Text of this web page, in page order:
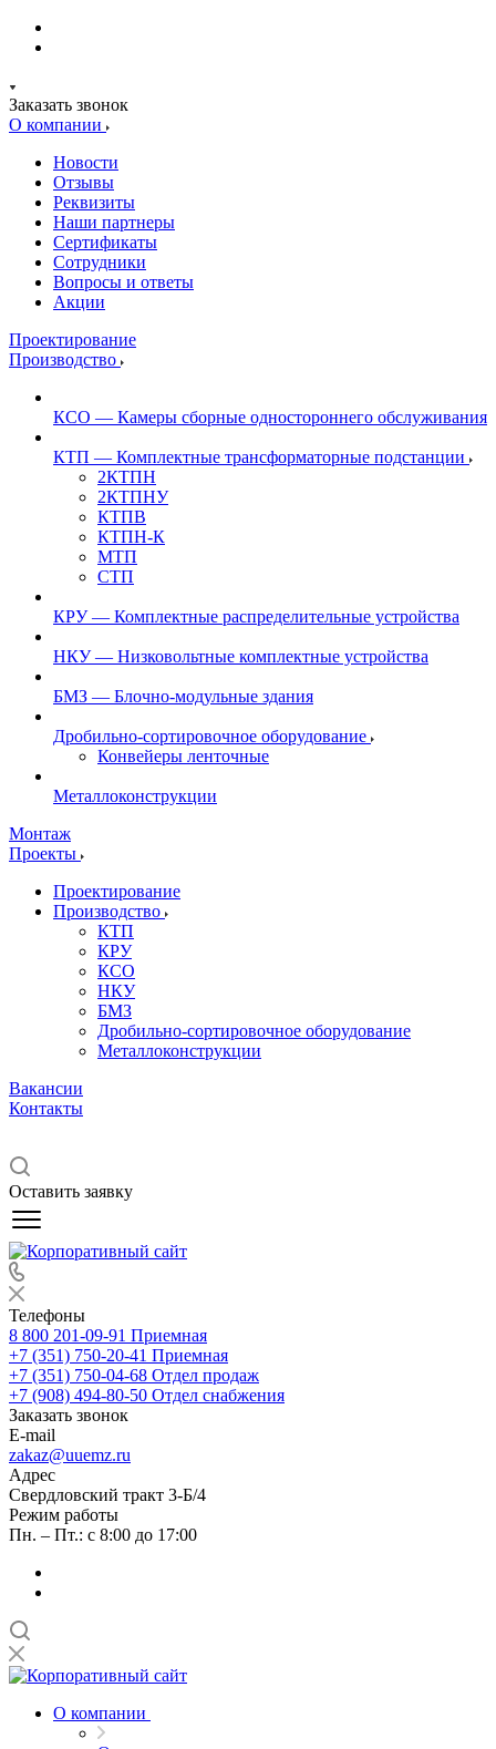
Заказать звонок
О компании
Новости
Отзывы
Реквизиты
Наши партнеры
Сертификаты
Сотрудники
Вопросы и ответы
Акции
Проектирование
Производство
КСО — Камеры сборные одностороннего обслуживания
КТП — Комплектные трансформаторные подстанции
2КТПН
2КТПНУ
КТПВ
КТПН-К
МТП
СТП
КРУ — Комплектные распределительные устройства
НКУ — Низковольтные комплектные устройства
БМЗ — Блочно-модульные здания
Дробильно-сортировочное оборудование
Конвейеры ленточные
Металлоконструкции
Монтаж
Проекты
Проектирование
Производство
КТП
КРУ
КСО
НКУ
БМЗ
Дробильно-сортировочное оборудование
Металлоконструкции
Вакансии
Контакты
Оставить заявку
Телефоны
8 800 201-09-91 Приемная
+7 (351) 750-20-41 Приемная
+7 (351) 750-04-68 Отдел продаж
+7 (908) 494-80-50 Отдел снабжения
Заказать звонок
E-mail
zakaz@uuemz.ru
Адрес
Свердловский тракт 3-Б/4
Режим работы
Пн. – Пт.: с 8:00 до 17:00
О компании